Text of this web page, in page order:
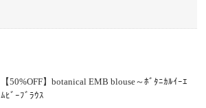
【50%OFF】botanical EMB blouse～ﾎﾞﾀﾆｶﾙｲｰｴ
ﾑﾋﾞｰﾌﾞﾗｳｽ